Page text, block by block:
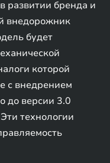
развитии бренда и
внедорожник
будет
которой
с внедрением
до версии 3.0
технологии